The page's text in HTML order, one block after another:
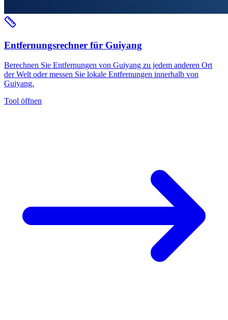
Entfernungsrechner für Guiyang
Berechnen Sie Entfernungen von Guiyang zu jedem anderen Ort
der Welt oder messen Sie lokale Entfernungen innerhalb von
Guiyang.
Tool öffnen